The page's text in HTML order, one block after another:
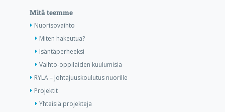
Mitä teemme
Nuorisovaihto
Miten hakeutua?
Isäntäperheeksi
Vaihto-oppilaiden kuulumisia
RYLA – Johtajuuskoulutus nuorille
Projektit
Yhteisiä projekteja